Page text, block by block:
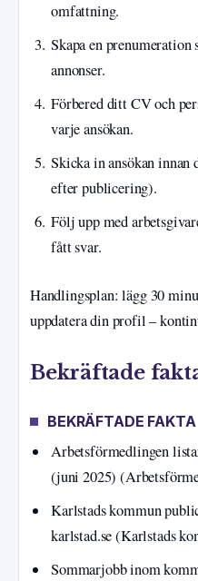
omfattning.
Skapa en
annonser.
Förbered ditt CV och
varje ansökan.
Skicka in ansökan
efter publicering).
Följ upp med
fått svar.
Handlingsplan: lägg 30
uppdatera din profil –
Bekräftade
BEKRÄFTADE FAKTA
Arbetsförmedlingen
(juni 2025)
Karlstads kommun
karlstad.se (Karlstads
Sommarjobb inom